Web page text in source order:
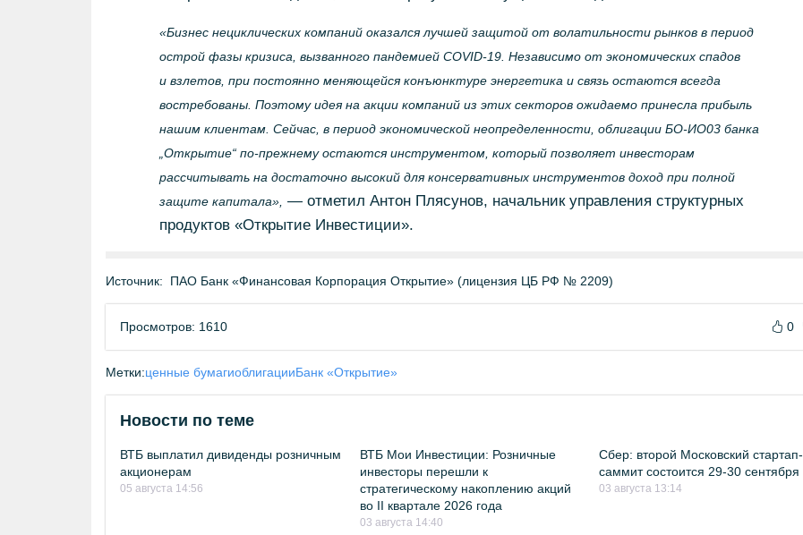
«Бизнес нециклических компаний оказался лучшей защитой от волатильности рынков в период
острой фазы кризиса, вызванного пандемией COVID-19. Независимо от экономических спадов
и взлетов, при постоянно меняющейся конъюнктуре энергетика и связь остаются всегда
востребованы. Поэтому идея на акции компаний из этих секторов ожидаемо принесла прибыль
нашим клиентам. Сейчас, в период экономической неопределенности, облигации БО-ИО03 банка
„Открытие“ по-прежнему остаются инструментом, который позволяет инвесторам
рассчитывать на достаточно высокий для консервативных инструментов доход при полной
защите капитала», — отметил Антон Плясунов, начальник управления структурных
продуктов «Открытие Инвестиции».
Источник: ПАО Банк «Финансовая Корпорация Открытие» (лицензия ЦБ РФ № 2209)
Просмотров: 1610 0
Метки:ценные бумагиоблигацииБанк «Открытие»
Новости по теме
ВТБ выплатил дивиденды розничным
акционерам
05 августа 14:56
ВТБ Мои Инвестиции: Розничные
инвесторы перешли к
стратегическому накоплению акций
во II квартале 2026 года
03 августа 14:40
Сбер: второй Московский стартап-
саммит состоится 29-30 сентября
03 августа 13:14